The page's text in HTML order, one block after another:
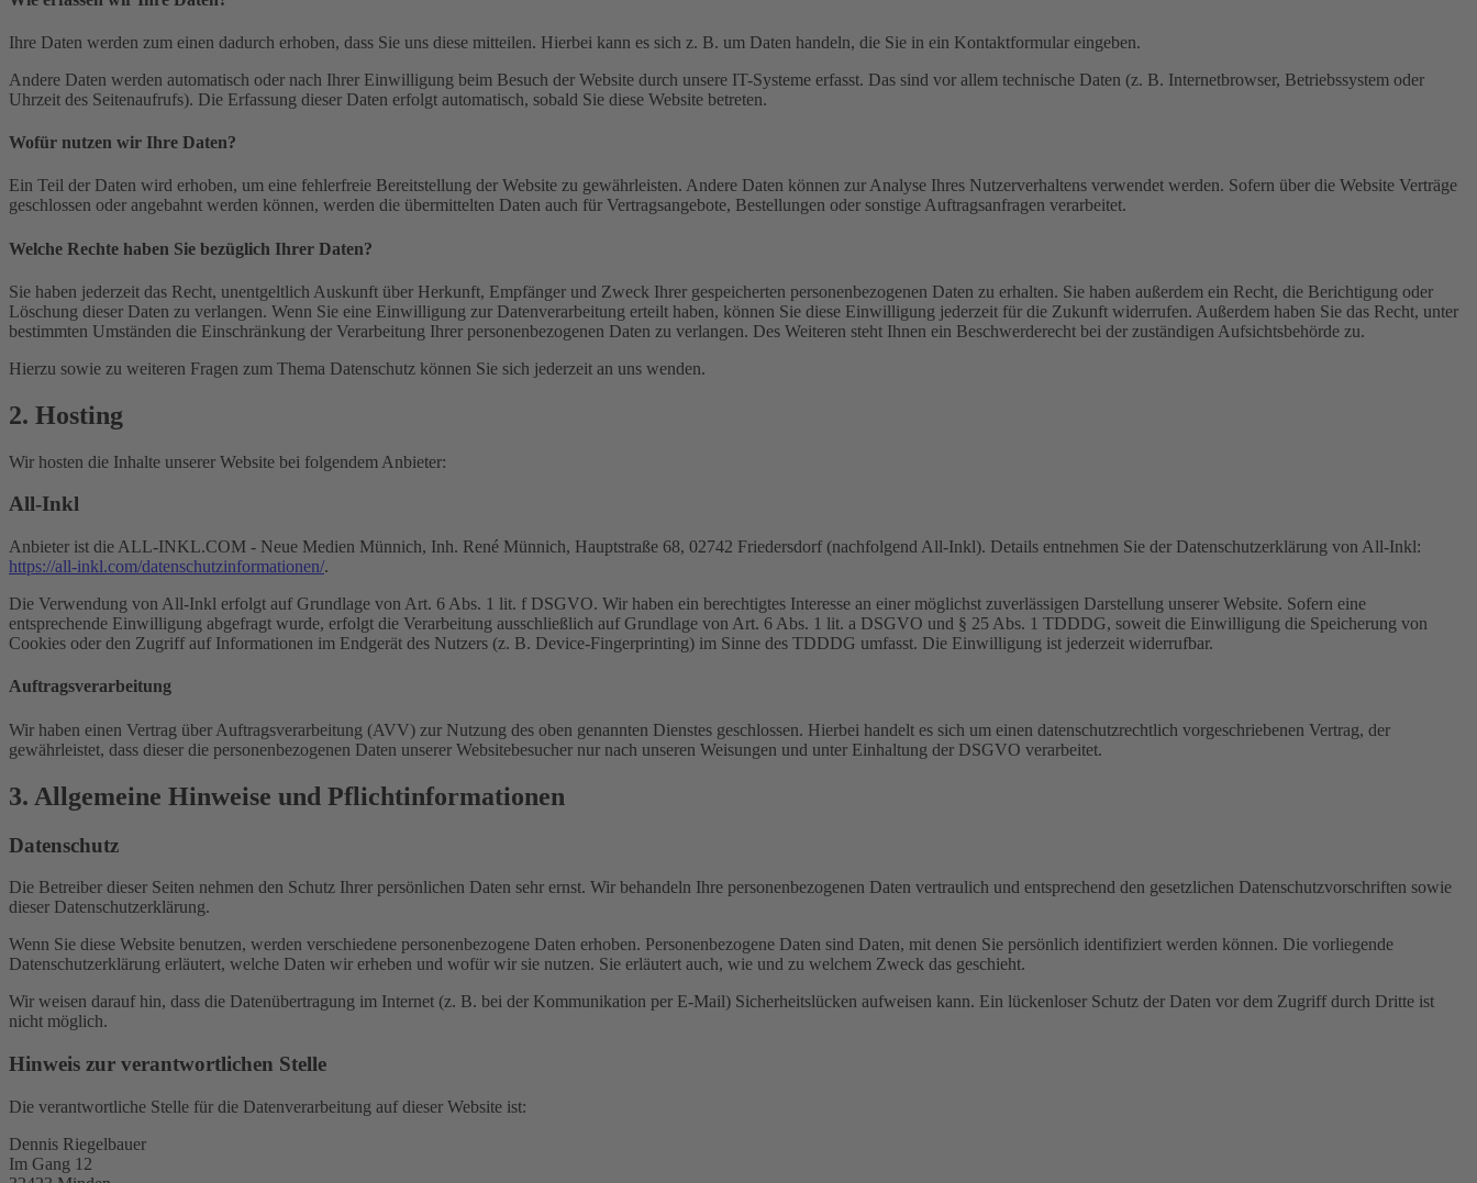
Ihre Daten werden zum einen dadurch erhoben, dass Sie uns diese mitteilen. Hierbei kann es sich z. B. um Daten handeln, die Sie in ein Kontaktformular eingeben.
Andere Daten werden automatisch oder nach Ihrer Einwilligung beim Besuch der Website durch unsere IT-Systeme erfasst. Das sind vor allem technische Daten (z. B. Internetbrowser, Betriebssystem oder
Uhrzeit des Seitenaufrufs). Die Erfassung dieser Daten erfolgt automatisch, sobald Sie diese Website betreten.
Wofür nutzen wir Ihre Daten?
Ein Teil der Daten wird erhoben, um eine fehlerfreie Bereitstellung der Website zu gewährleisten. Andere Daten können zur Analyse Ihres Nutzerverhaltens verwendet werden. Sofern über die Website Verträge
geschlossen oder angebahnt werden können, werden die übermittelten Daten auch für Vertragsangebote, Bestellungen oder sonstige Auftragsanfragen verarbeitet.
Welche Rechte haben Sie bezüglich Ihrer Daten?
Sie haben jederzeit das Recht, unentgeltlich Auskunft über Herkunft, Empfänger und Zweck Ihrer gespeicherten personenbezogenen Daten zu erhalten. Sie haben außerdem ein Recht, die Berichtigung oder
Löschung dieser Daten zu verlangen. Wenn Sie eine Einwilligung zur Datenverarbeitung erteilt haben, können Sie diese Einwilligung jederzeit für die Zukunft widerrufen. Außerdem haben Sie das Recht, unter
bestimmten Umständen die Einschränkung der Verarbeitung Ihrer personenbezogenen Daten zu verlangen. Des Weiteren steht Ihnen ein Beschwerderecht bei der zuständigen Aufsichtsbehörde zu.
Hierzu sowie zu weiteren Fragen zum Thema Datenschutz können Sie sich jederzeit an uns wenden.
2. Hosting
Wir hosten die Inhalte unserer Website bei folgendem Anbieter:
All-Inkl
Anbieter ist die ALL-INKL.COM - Neue Medien Münnich, Inh. René Münnich, Hauptstraße 68, 02742 Friedersdorf (nachfolgend All-Inkl). Details entnehmen Sie der Datenschutzerklärung von All-Inkl:
https://all-inkl.com/datenschutzinformationen/.
Die Verwendung von All-Inkl erfolgt auf Grundlage von Art. 6 Abs. 1 lit. f DSGVO. Wir haben ein berechtigtes Interesse an einer möglichst zuverlässigen Darstellung unserer Website. Sofern eine
entsprechende Einwilligung abgefragt wurde, erfolgt die Verarbeitung ausschließlich auf Grundlage von Art. 6 Abs. 1 lit. a DSGVO und § 25 Abs. 1 TDDDG, soweit die Einwilligung die Speicherung von
Cookies oder den Zugriff auf Informationen im Endgerät des Nutzers (z. B. Device-Fingerprinting) im Sinne des TDDDG umfasst. Die Einwilligung ist jederzeit widerrufbar.
Auftragsverarbeitung
Wir haben einen Vertrag über Auftragsverarbeitung (AVV) zur Nutzung des oben genannten Dienstes geschlossen. Hierbei handelt es sich um einen datenschutzrechtlich vorgeschriebenen Vertrag, der
gewährleistet, dass dieser die personenbezogenen Daten unserer Websitebesucher nur nach unseren Weisungen und unter Einhaltung der DSGVO verarbeitet.
3. Allgemeine Hinweise und Pflicht­informationen
Datenschutz
Die Betreiber dieser Seiten nehmen den Schutz Ihrer persönlichen Daten sehr ernst. Wir behandeln Ihre personenbezogenen Daten vertraulich und entsprechend den gesetzlichen Datenschutzvorschriften sowie
dieser Datenschutzerklärung.
Wenn Sie diese Website benutzen, werden verschiedene personenbezogene Daten erhoben. Personenbezogene Daten sind Daten, mit denen Sie persönlich identifiziert werden können. Die vorliegende
Datenschutzerklärung erläutert, welche Daten wir erheben und wofür wir sie nutzen. Sie erläutert auch, wie und zu welchem Zweck das geschieht.
Wir weisen darauf hin, dass die Datenübertragung im Internet (z. B. bei der Kommunikation per E-Mail) Sicherheitslücken aufweisen kann. Ein lückenloser Schutz der Daten vor dem Zugriff durch Dritte ist
nicht möglich.
Hinweis zur verantwortlichen Stelle
Die verantwortliche Stelle für die Datenverarbeitung auf dieser Website ist:
Dennis Riegelbauer
Im Gang 12